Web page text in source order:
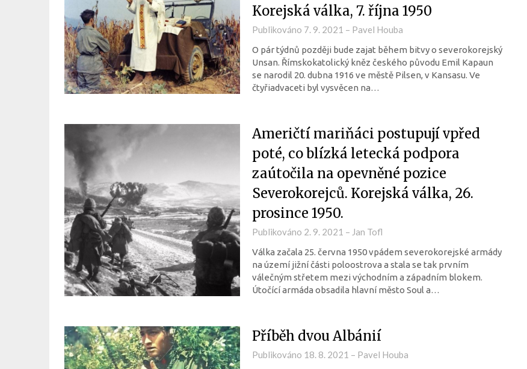
Korejská válka, 7. října 1950
Publikováno 7. 9. 2021 – Pavel Houba
O pár týdnů později bude zajat během bitvy o severokorejský
Unsan. Římskokatolický kněz českého původu Emil Kapaun
se narodil 20. dubna 1916 ve městě Pilsen, v Kansasu. Ve
čtyřiadvaceti byl vysvěcen na…
Američtí mariňáci postupují vpřed
poté, co blízká letecká podpora
zaútočila na opevněné pozice
Severokorejců. Korejská válka, 26.
prosince 1950.
Publikováno 2. 9. 2021 – Jan Tofl
Válka začala 25. června 1950 vpádem severokorejské armády
na území jižní části poloostrova a stala se tak prvním
válečným střetem mezi východním a západním blokem.
Útočící armáda obsadila hlavní město Soul a…
Příběh dvou Albánií
Publikováno 18. 8. 2021 – Pavel Houba